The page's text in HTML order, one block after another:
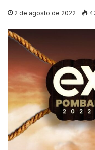
2 de agosto de 2022